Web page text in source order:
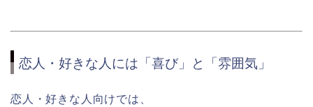
恋人・好きな人には「喜び」と「雰囲気」
恋人・好きな人向けでは、